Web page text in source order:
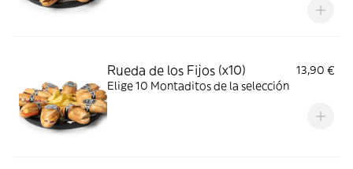
Rueda de los Fijos (x10)
13,90 €
Elige 10 Montaditos de la selección